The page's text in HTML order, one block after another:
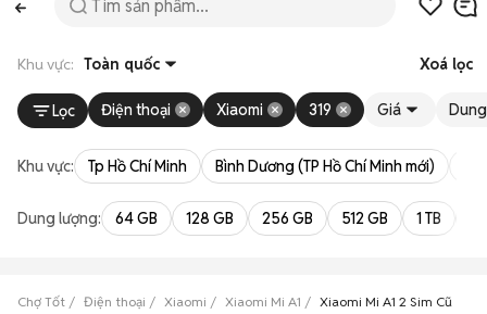
Khu vực: Toàn quốc Xoá lọc
Lọc Điện thoại Xiaomi 319 Giá
Khu vực: Tp Hồ Chí Minh Bình Dương (TP Hồ Chí Minh mới)
Dung lượng: 64 GB 128 GB 256 GB 512 GB 1 TB
Chợ Tốt Điện thoại Xiaomi Xiaomi Mi A1 Xiaomi Mi A1 2 Sim Cũ